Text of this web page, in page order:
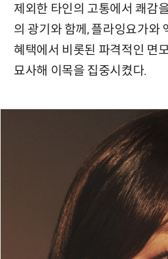
제외한 타인의 고통에서 쾌감
의 광기와 함께, 플라잉요가와
혜택에서 비롯된 파격적인 면
묘사해 이목을 집중시켰다.